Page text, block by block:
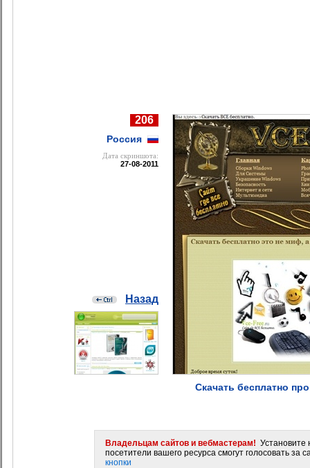
206
Россия
Дата cкриншота:
27-08-2011
Назад
Скачать бесплатно
Владельцам сайтов и вебмастерам! Установите
посетители вашего ресурса смогут голосовать за
кнопки